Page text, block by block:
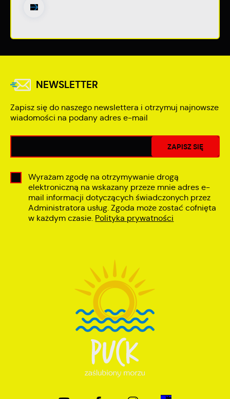
NEWSLETTER
Zapisz się do naszego newslettera i otrzymuj najnowsze
wiadomości na podany adres e-mail
Wyrażam zgodę na otrzymywanie drogą
elektroniczną na wskazany przeze mnie adres e-
mail informacji dotyczących świadczonych przez
Administratora usług. Zgoda może zostać cofnięta
w każdym czasie. Polityka prywatności